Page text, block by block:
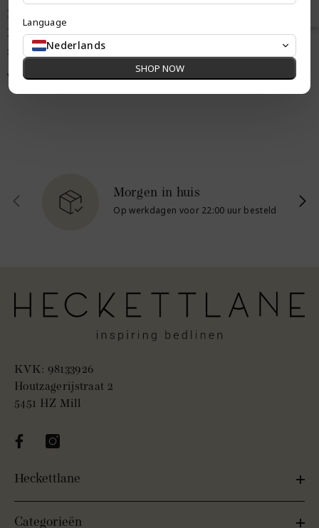
Heckettlane Topper
Hoeslaken Elementi White -
100% Katoen-Satijn
Vanaf €37.95
Morgen in huis
Op werkdagen voor 22:00 uur besteld
KVK: 98133926
‏‏‎Houtzagerijstraat 2
‏‏‎5451 HZ Mill
Heckettlane
Categorieën
Language
Nederlands
SHOP NOW